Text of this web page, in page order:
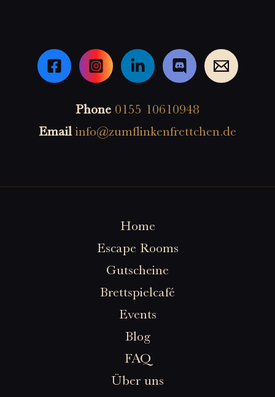
Phone 0155 10610948
Email info@zumflinkenfrettchen.de
Home
Escape Rooms
Gutscheine
Brettspielcafé
Events
Blog
FAQ
Über uns